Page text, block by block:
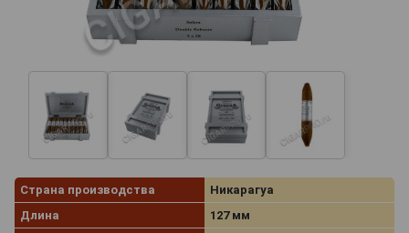
Страна производства
Никарагуа
Длина
127 мм